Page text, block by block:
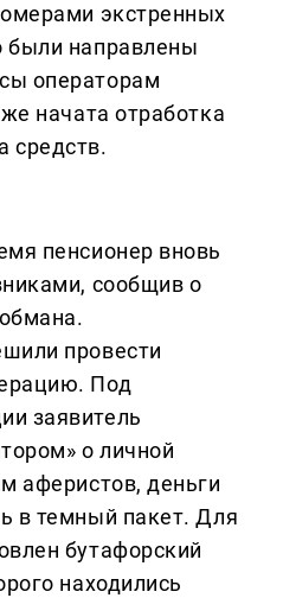
экстренных
были направлены
операторам
начата отработка
средств.
пенсионер вновь
сообщив о
провести
Под
заявитель
о личной
аферистов, деньги
в темный пакет. Для
бутафорский
находились